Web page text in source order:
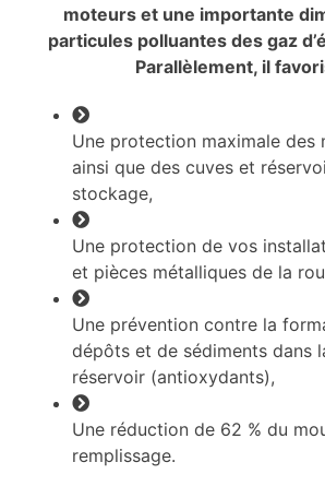
moteurs et une importante
particules polluantes des gaz
Parallèlement, il
Une protection maximale des
ainsi que des cuves et
stockage,
Une protection de vos
et pièces métalliques de la
Une prévention contre la
dépôts et de sédiments dans
réservoir (antioxydants),
Une réduction de 62 % du
remplissage.